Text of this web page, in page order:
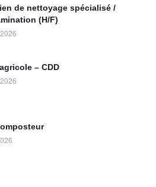
de nettoyage spécialisé /
(H/F)
– CDD